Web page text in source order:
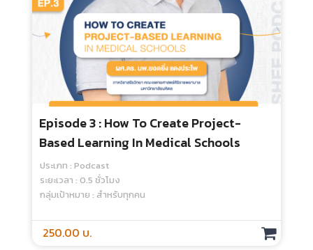
Episode 3 : How To Create Project-
Based Learning In Medical Schools
ประเภท : Podcast
ระยะเวลา : 0.5 ชั่วโมง
กลุ่มเป้าหมาย : สำหรับทุกคน
250.00 บ.